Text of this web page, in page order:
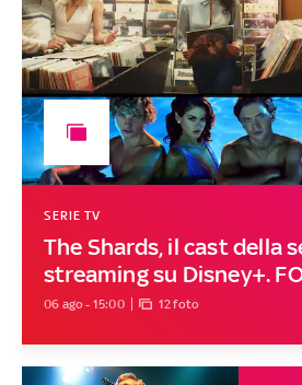
The Shards, il cast della
streaming su Disney+.
SERIE TV
06 ago - 15:00 12 foto